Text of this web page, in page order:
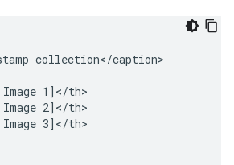
collection</caption>
1]</th>
2]</th>
3]</th>